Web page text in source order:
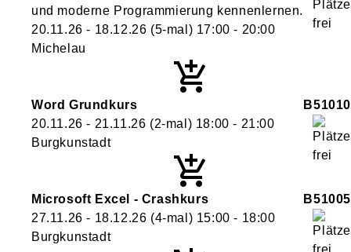
und moderne Programmierung kennenlernen.
20.11.26 - 18.12.26 (5-mal) 17:00 - 20:00
Michelau
Word Grundkurs
B51010
20.11.26 - 21.11.26 (2-mal) 18:00 - 21:00
Burgkunstadt
Microsoft Excel - Crashkurs
B51005
27.11.26 - 18.12.26 (4-mal) 15:00 - 18:00
Burgkunstadt